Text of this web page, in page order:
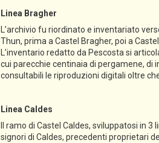
Linea Bragher
L’archivio fu riordinato e inventariato
Thun, prima a Castel Bragher, poi a
L’inventario redatto da Pescosta si
cui parecchie centinaia di pergamene, di
consultabili le riproduzioni digitali oltre
Linea Caldes
Il ramo di Castel Caldes, sviluppatosi in
signori di Caldes, precedenti proprietari